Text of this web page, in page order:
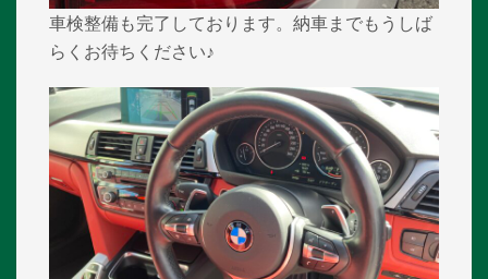
車検整備も完了しております。納車までもうしば
らくお待ちください♪